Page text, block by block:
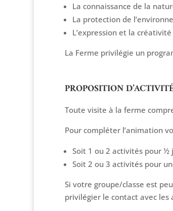
La connaissance de la
La protection de
L’expression et la
La Ferme privilégie un
PROPOSITION
Toute visite à la ferme
Pour compléter l’animation
Soit 1 ou 2 activités pour ½
Soit 2 ou 3 activités pour
Si votre groupe/classe est
privilégier le contact avec les